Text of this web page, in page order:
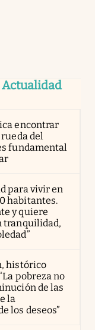
Actualidad
encontrar
del
fundamental
para vivir en
habitantes.
y quiere
tranquilidad,
histórico
pobreza no
de las
la
los deseos”